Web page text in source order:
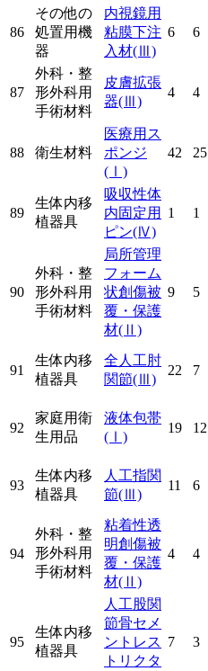
86
その他の
処置用機
器
内視鏡用
粘膜下注
入材(Ⅲ)
6 6
87
外科・整
形外科用
手術材料
皮膚拡張
器(Ⅲ)
4 4
88 衛生材料
医療用ス
ポンジ
(Ⅰ)
42 25
89
生体内移
植器具
吸収性体
内固定用
ピン(Ⅳ)
1 1
90
外科・整
形外科用
手術材料
局所管理
フォーム
状創傷被
覆・保護
材(Ⅱ)
9 5
91
生体内移
植器具
全人工肘
関節(Ⅲ)
22 7
92
家庭用衛
生用品
液体包帯
(Ⅰ)
19 12
93
生体内移
植器具
人工指関
節(Ⅲ)
11 6
94
外科・整
形外科用
手術材料
粘着性透
明創傷被
覆・保護
材(Ⅱ)
4 4
95
生体内移
植器具
人工股関
節骨セメ
ントレス
トリクタ
7 3